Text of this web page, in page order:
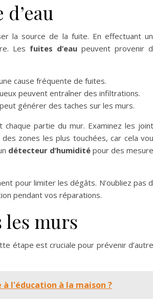
la source de la fuite. En effectuant
Les fuites d’eaupeuvent provenir
cause fréquente de fuites.
peuvent entraîner des infiltrations.
générer des taches sur les murs.
partie du mur. Examinez les
zones les plus touchées, car cela
détecteur d’humiditépour des
pour limiter les dégâts. N’oubliez pas
pendant vos réparations.
les murs
étape est cruciale pour prévenir
l'éducation à la maison ?